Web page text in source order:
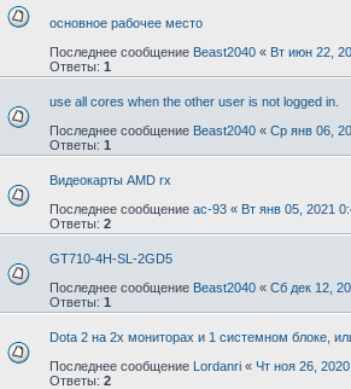
основное рабочее место
Последнее сообщение Beast2040 « Вт июн 22,
Ответы: 1
use all cores when the other user is not logged in.
Последнее сообщение Beast2040 « Ср янв 06,
Ответы: 1
Видеокарты AMD rx
Последнее сообщение ac-93 « Вт янв 05, 2021
Ответы: 2
GT710-4H-SL-2GD5
Последнее сообщение Beast2040 « Сб дек 12,
Ответы: 1
Dota 2 на 2х мониторах и 1 системном блоке,
Последнее сообщение Lordanri « Чт ноя 26,
Ответы: 2